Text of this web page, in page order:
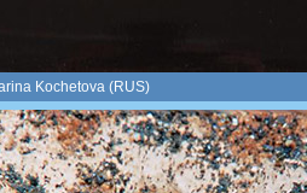
Kochetova (RUS)